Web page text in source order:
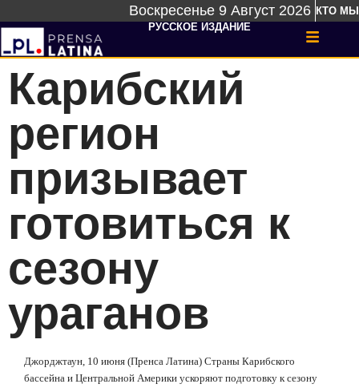
Воскресенье 9 Август 2026 КТО МЫ
РУССКОЕ ИЗДАНИЕ
Карибский
регион
призывает
готовиться к
сезону
ураганов
Джорджтаун, 10 июня (Пренса Латина) Страны Карибского
бассейна и Центральной Америки ускоряют подготовку к сезону